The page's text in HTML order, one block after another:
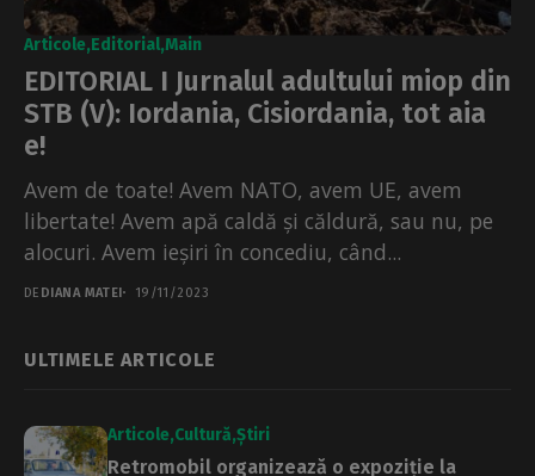
Articole Editorial Main
EDITORIAL I Jurnalul adultului miop din
STB (V): Iordania, Cisiordania, tot aia
e!
Avem de toate! Avem NATO, avem UE, avem
libertate! Avem apă caldă și căldură, sau nu, pe
alocuri. Avem ieșiri în concediu, când...
DE DIANA MATEI 19/11/2023
ULTIMELE ARTICOLE
Articole Cultură Știri
Retromobil organizează o expoziție la